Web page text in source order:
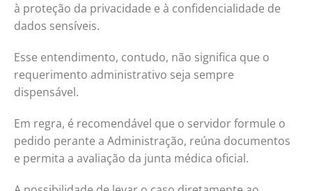
à proteção da privacidade e à confidencialidade de
dados sensíveis.
Esse entendimento, contudo, não significa que o
requerimento administrativo seja sempre
dispensável.
Em regra, é recomendável que o servidor formule o
pedido perante a Administração, reúna documentos
e permita a avaliação da junta médica oficial.